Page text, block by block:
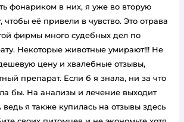
фонариком в них, я уже во вторую
чтобы её привели в чувство. Это отрава
фирмы много судебных дел по
Некоторые животные умирают!!! Не
цену и хвалебные отзывы,
препарат. Если б я знала, ни за что
бы. На анализы и лечение выходит
ведь я также купилась на отзывы здесь